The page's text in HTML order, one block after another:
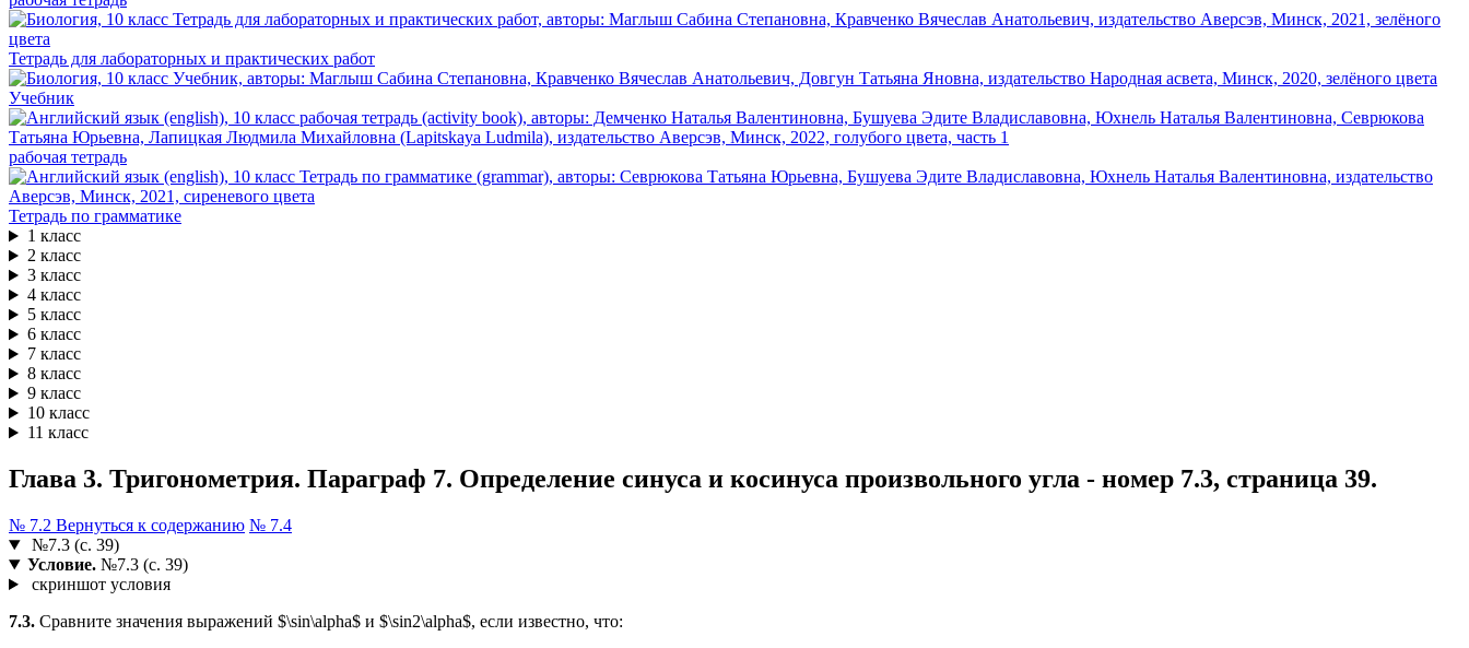
Тетрадь для лабораторных и практических работ
Учебник
рабочая тетрадь
Тетрадь по грамматике
1 класс
2 класс
3 класс
4 класс
5 класс
6 класс
7 класс
8 класс
9 класс
10 класс
11 класс
Глава 3. Тригонометрия. Параграф 7. Определение синуса и косинуса произвольного угла - номер 7.3, страница 39.
№ 7.2 Вернуться к содержанию № 7.4
№7.3 (с. 39)
Условие.№7.3 (с. 39)
скриншот условия
7.3. Сравните значения выражений $\sin\alpha$ и $\sin2\alpha$, если известно, что: